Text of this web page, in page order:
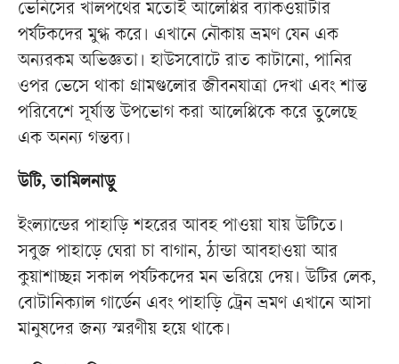
ভেনিসের খালপথের মতোই আলেপ্পির ব্যাকওয়াটার
পর্যটকদের মুগ্ধ করে। এখানে নৌকায় ভ্রমণ যেন এক
অন্যরকম অভিজ্ঞতা। হাউসবোটে রাত কাটানো, পানির
ওপর ভেসে থাকা গ্রামগুলোর জীবনযাত্রা দেখা এবং শান্ত
পরিবেশে সূর্যাস্ত উপভোগ করা আলেপ্পিকে করে তুলেছে
এক অনন্য গন্তব্য।
উটি, তামিলনাডু
ইংল্যান্ডের পাহাড়ি শহরের আবহ পাওয়া যায় উটিতে।
সবুজ পাহাড়ে ঘেরা চা বাগান, ঠান্ডা আবহাওয়া আর
কুয়াশাচ্ছন্ন সকাল পর্যটকদের মন ভরিয়ে দেয়। উটির লেক,
বোটানিক্যাল গার্ডেন এবং পাহাড়ি ট্রেন ভ্রমণ এখানে আসা
মানুষদের জন্য স্মরণীয় হয়ে থাকে।